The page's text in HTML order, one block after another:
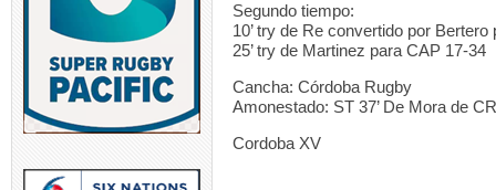
Segundo tiempo:
10’ try de Re convertido por
25’ try de Martinez para CAP 17-34
Cancha: Córdoba Rugby
Amonestado: ST 37’ De Mora de
Cordoba XV